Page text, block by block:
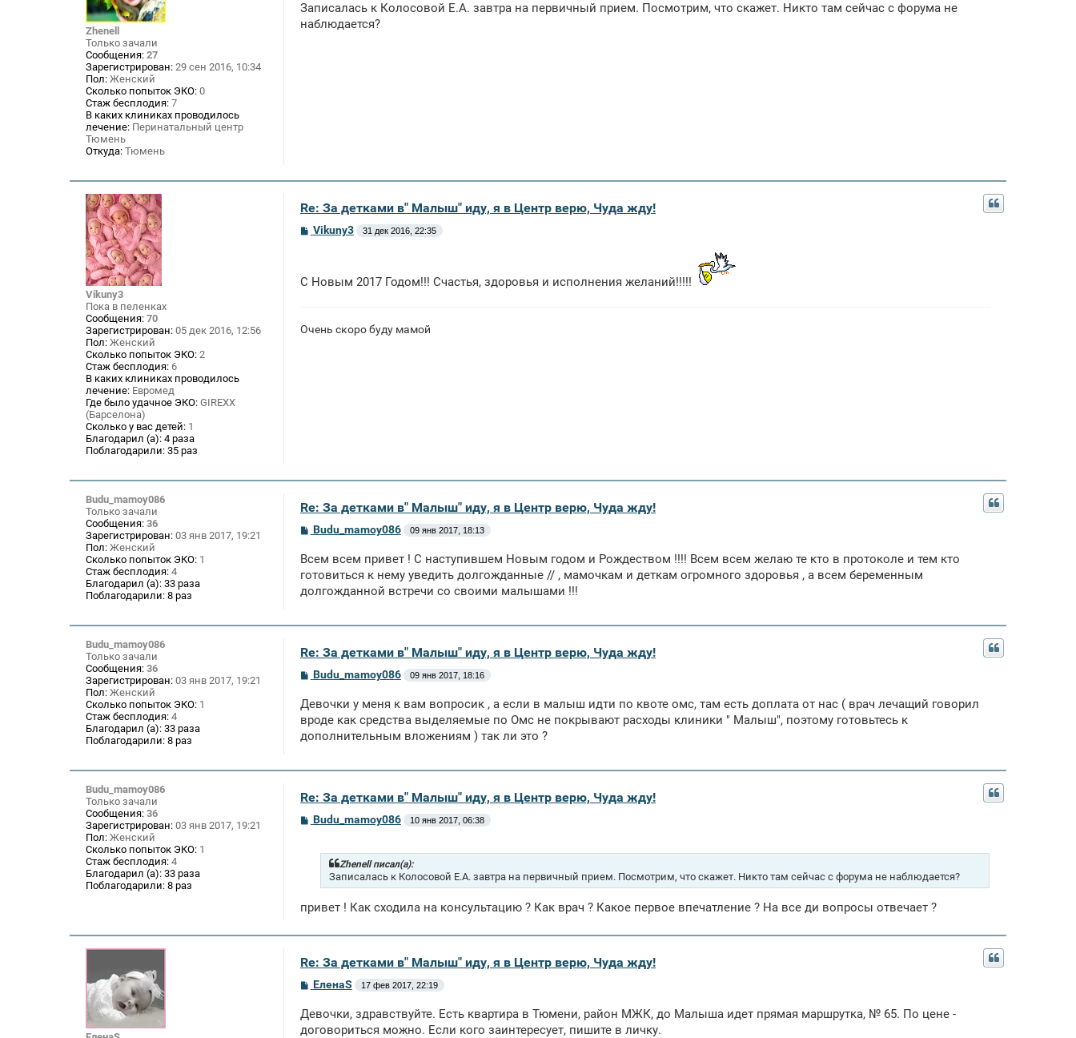
Zhenell
Только зачали
Сообщения: 27
Зарегистрирован: 29 сен 2016, 10:34
Пол: Женский
Сколько попыток ЭКО: 0
Стаж бесплодия: 7
В каких клиниках проводилось
лечение: Перинатальный центр
Тюмень
Откуда: Тюмень
б
щ
Записалась к Колосовой Е.А. завтра на первичный прием. Посмотрим, что скажет. Никто там сейчас с форума не
наблюдается?
Vikuny3
Пока в пеленках
Сообщения: 70
Зарегистрирован: 05 дек 2016, 12:56
Пол: Женский
Сколько попыток ЭКО: 2
Стаж бесплодия: 6
В каких клиниках проводилось
лечение: Евромед
Где было удачное ЭКО: GIREXX
(Барселона)
Сколько у вас детей: 1
Благодарил (а): 4 раза
Поблагодарили: 35 раз
Re: За детками в" Малыш" иду, я в Центр верю, Чуда жду!
С
е
Vikuny3 31 дек 2016, 22:35
С Новым 2017 Годом!!! Счастья, здоровья и исполнения желаний!!!!!
Очень скоро буду мамой
Budu_mamoy086
Только зачали
Сообщения: 36
Зарегистрирован: 03 янв 2017, 19:21
Пол: Женский
Сколько попыток ЭКО: 1
Стаж бесплодия: 4
Благодарил (а): 33 раза
Поблагодарили: 8 раз
Re: За детками в" Малыш" иду, я в Центр верю, Чуда жду!
С
б
щ
н
Budu_mamoy086 09 янв 2017, 18:13
Всем всем привет ! С наступившем Новым годом и Рождеством !!!! Всем всем желаю те кто в протоколе и тем кто
готовиться к нему уведить долгожданные // , мамочкам и деткам огромного здоровья , а всем беременным
долгожданной встречи со своими малышами !!!
Budu_mamoy086
Только зачали
Сообщения: 36
Зарегистрирован: 03 янв 2017, 19:21
Пол: Женский
Сколько попыток ЭКО: 1
Стаж бесплодия: 4
Благодарил (а): 33 раза
Поблагодарили: 8 раз
Re: За детками в" Малыш" иду, я в Центр верю, Чуда жду!
С
б
щ
е
н
Budu_mamoy086 09 янв 2017, 18:16
Девочки у меня к вам вопросик , а если в малыш идти по квоте омс, там есть доплата от нас ( врач лечащий говорил
вроде как средства выделяемые по Омс не покрывают расходы клиники " Малыш", поэтому готовьтесь к
дополнительным вложениям ) так ли это ?
Budu_mamoy086
Только зачали
Сообщения: 36
Зарегистрирован: 03 янв 2017, 19:21
Пол: Женский
Сколько попыток ЭКО: 1
Стаж бесплодия: 4
Благодарил (а): 33 раза
Поблагодарили: 8 раз
Re: За детками в" Малыш" иду, я в Центр верю, Чуда жду!
С
е
Budu_mamoy086 10 янв 2017, 06:38
Zhenell писал(а):
Записалась к Колосовой Е.А. завтра на первичный прием. Посмотрим, что скажет. Никто там сейчас с форума не наблюдается?
привет ! Как сходила на консультацию ? Как врач ? Какое первое впечатление ? На все ди вопросы отвечает ?
Re: За детками в" Малыш" иду, я в Центр верю, Чуда жду!
С
б
щ
ЕленаS 17 фев 2017, 22:19
Девочки, здравствуйте. Есть квартира в Тюмени, район МЖК, до Малыша идет прямая маршрутка, № 65. По цене -
договориться можно. Если кого заинтересует, пишите в личку.